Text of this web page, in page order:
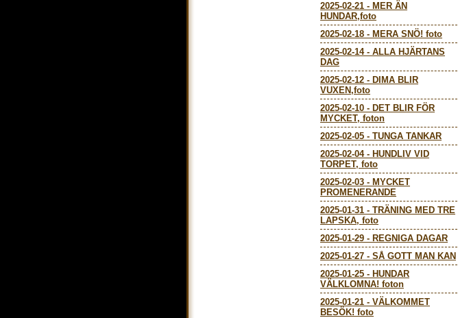
2025-02-21 - MER ÄN
HUNDAR,foto
2025-02-18 - MERA SNÖ! foto
2025-02-14- ALLA HJÄRTANS
DAG
2025-02-12 - DIMA BLIR
VUXEN,foto
2025-02-10 - DET BLIR FÖR
MYCKET, foton
2025-02-05 - TUNGA TANKAR
2025-02-04- HUNDLIV VID
TORPET, foto
2025-02-03 - MYCKET
PROMENERANDE
2025-01-31 - TRÄNING MED TRE
LAPSKA, foto
2025-01-29 - REGNIGA DAGAR
2025-01-27 - SÅ GOTT MAN KAN
2025-01-25 - HUNDAR
VÄLKLOMNA! foton
2025-01-21 - VÄLKOMMET
BESÖK! foto